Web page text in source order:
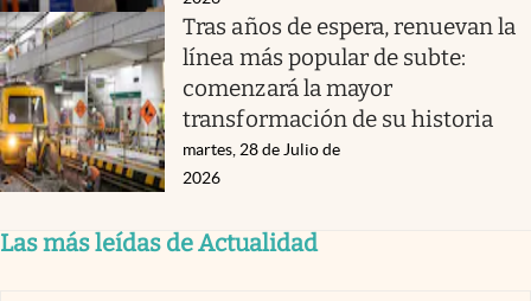
Tras años de espera, renuevan la
línea más popular de subte:
comenzará la mayor
transformación de su historia
martes, 28 de Julio de
2026
Las más leídas de Actualidad